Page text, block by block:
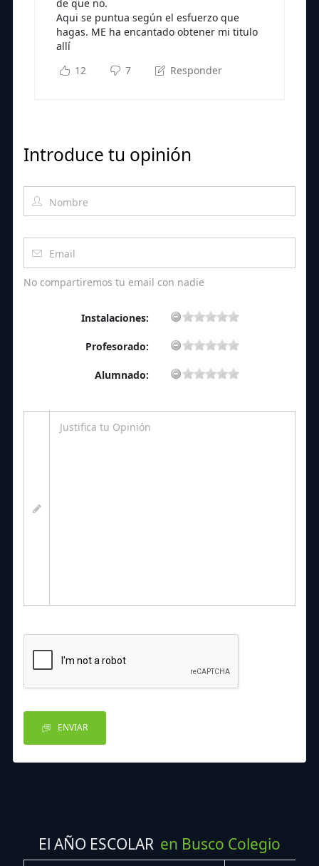
de que no.
Aqui se puntua según el esfuerzo que
hagas. ME ha encantado obtener mi titulo
allí
12
7 Responder
Introduce tu opinión
No compartiremos tu email con nadie
Instalaciones:
Profesorado:
Alumnado:
ENVIAR
El AÑO ESCOLAR en Busco Colegio